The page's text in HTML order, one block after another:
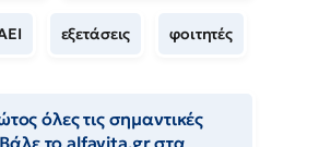
εξετάσεις φοιτητές
όλες τις σημαντικές
Βάλε το alfavita.gr στα